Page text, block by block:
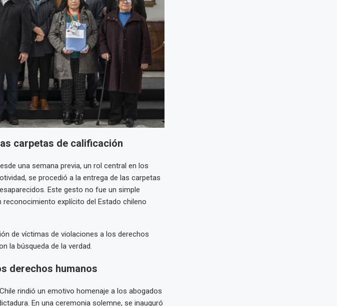
carpetas de calificación
una semana previa, un rol central en los
se procedió a la entrega de las carpetas
Este gesto no fue un simple
explícito del Estado chileno
de víctimas de violaciones a los derechos
la búsqueda de la verdad.
derechos humanos
rindió un emotivo homenaje a los abogados
En una ceremonia solemne, se inauguró